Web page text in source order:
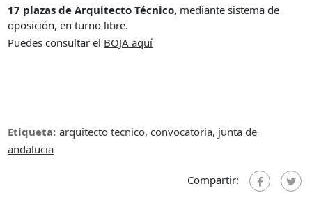
17 plazas de Arquitecto Técnico, mediante sistema de
oposición, en turno libre.
Puedes consultar el BOJA aquí
Etiqueta: arquitecto tecnico,convocatoria, junta de
andalucia
Compartir: